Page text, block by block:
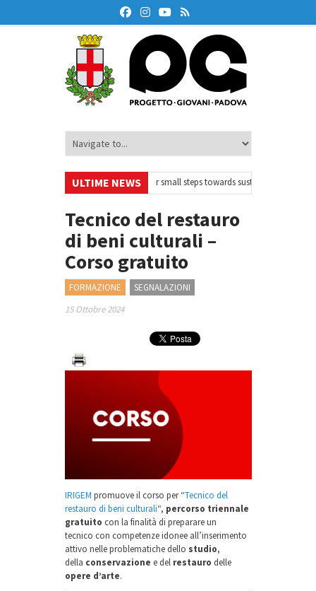
ULTIME NEWS
– Ciclo di webinar •
Your small steps towards sustainability –
• Oxford Debate Lab – Borse di studio 2026/27
Tecnico del restauro
di beni culturali –
Corso gratuito
FORMAZIONE
SEGNALAZIONI
15 Ottobre 2024
IRIGEM promuove il corso per “Tecnico del
restauro di beni culturali“, percorso triennale
gratuito con la finalità di preparare un
tecnico con competenze idonee all’inserimento
attivo nelle problematiche dello studio,
della conservazione e del restauro delle
opere d’arte.